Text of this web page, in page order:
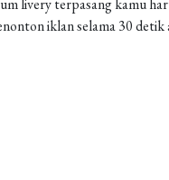
livery terpasang kamu
iklan selama 30